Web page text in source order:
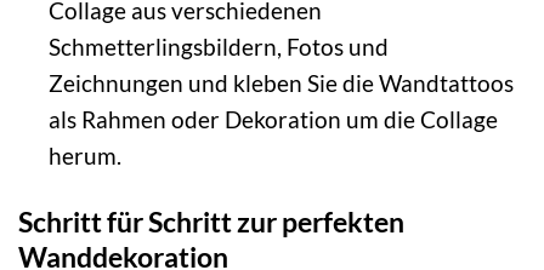
Collage aus verschiedenen
Schmetterlingsbildern, Fotos und
Zeichnungen und kleben Sie die Wandtattoos
als Rahmen oder Dekoration um die Collage
herum.
Schritt für Schritt zur perfekten
Wanddekoration